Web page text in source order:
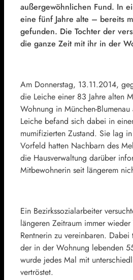
außergewöhnlichen Fund. In
eine fünf Jahre alte – bereits
gefunden. Die Tochter der
die ganze Zeit mit ihr in der
Am Donnerstag, 13.11.2014,
die Leiche einer 83 Jahre alten
Wohnung in München-
Leiche befand sich dabei in
mumifizierten Zustand. Sie lag
Vorfeld hatten Nachbarn des
die Hausverwaltung darüber
Mitbewohnerin seit längerem
Ein Bezirkssozialarbeiter
längeren Zeitraum immer wieder
Rentnerin zu vereinbaren.
der in der Wohnung lebenden
wurde jedes Mal mit
vertröstet.